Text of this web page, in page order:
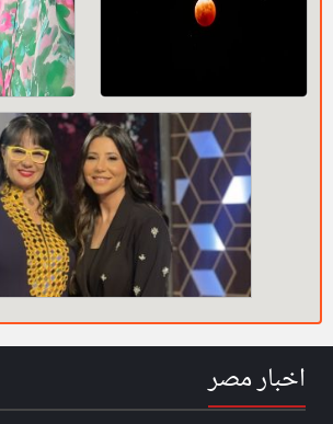
اخبار مصر